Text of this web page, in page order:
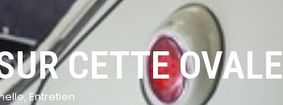
CETTE OVALE
,Entretien